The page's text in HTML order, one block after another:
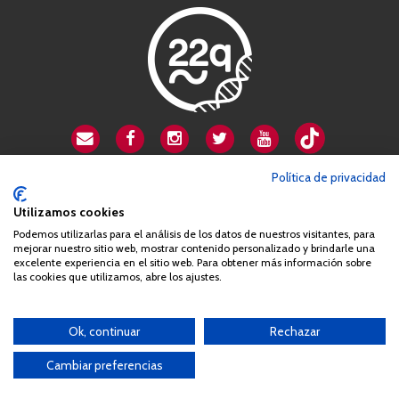
+34 663 812 863
distribución de la totalidad o parte de los contenidos del sitio web
sin el consentimiento por escrito de la Asociación España
Síndrome 22q11 (AES22q)
Política de privacidad
Utilizamos cookies
Podemos utilizarlas para el análisis de los datos de nuestros visitantes, para
mejorar nuestro sitio web, mostrar contenido personalizado y brindarle una
excelente experiencia en el sitio web. Para obtener más información sobre
las cookies que utilizamos, abre los ajustes.
Ok, continuar Rechazar
Cambiar preferencias